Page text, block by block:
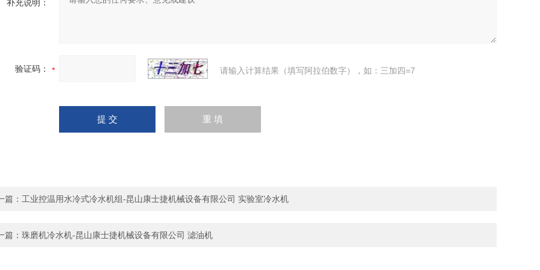
补充说明：
验证码： 请输入计算结果（填写阿拉伯数字），如：三加四=7
篇： 工业控温用水冷式冷水机组-昆山康士捷机械设备有限公司 实验室冷水机
篇： 珠磨机冷水机-昆山康士捷机械设备有限公司 滤油机